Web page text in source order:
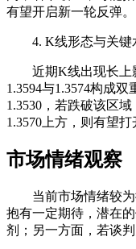
有望开启新一轮反弹。
4. K线形态与关键
近期K线出现长上
1.3594与1.3574构成
1.3530，若跌破该区
1.3570上方，则有望打
市场情绪观察
当前市场情绪较
抱有一定期待，潜在
剂；另一方面，若谈